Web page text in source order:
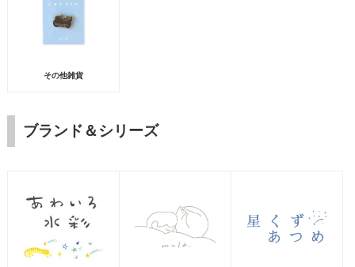
その他雑貨
ブランド＆シリーズ